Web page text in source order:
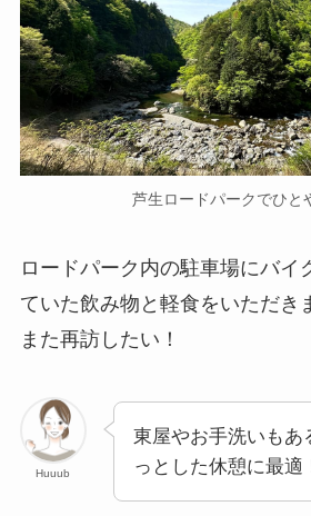
芦生ロードパークでひと
ロードパーク内の駐車場にバイ
ていた飲み物と軽食をいただき
また再訪したい！
Huuub
東屋やお手洗いもあ
っとした休憩に最適